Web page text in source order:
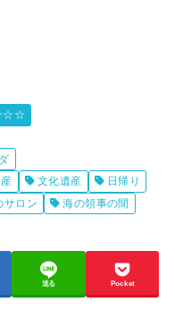
文化遺産
日帰り
サロン
海の領事の間
送る Pocket